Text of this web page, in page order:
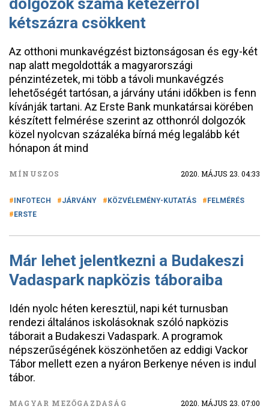
dolgozók száma kétezerről
kétszázra csökkent
Az otthoni munkavégzést biztonságosan és egy-két
nap alatt megoldották a magyarországi
pénzintézetek, mi több a távoli munkavégzés
lehetőségét tartósan, a járvány utáni időkben is fenn
kívánják tartani. Az Erste Bank munkatársai körében
készített felmérése szerint az otthonról dolgozók
közel nyolcvan százaléka bírná még legalább két
hónapon át mind
MÍNUSZOS 2020. MÁJUS 23. 04:33
INFOTECH JÁRVÁNY KÖZVÉLEMÉNY-KUTATÁS
FELMÉRÉS
ERSTE
Már lehet jelentkezni a Budakeszi
Vadaspark napközis táboraiba
Idén nyolc héten keresztül, napi két turnusban
rendezi általános iskolásoknak szóló napközis
táborait a Budakeszi Vadaspark. A programok
népszerűségének köszönhetően az eddigi Vackor
Tábor mellett ezen a nyáron Berkenye néven is indul
tábor.
MAGYAR MEZŐGAZDASÁG 2020. MÁJUS 23. 07:00